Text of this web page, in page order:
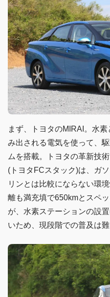
まず、トヨタのMIRAI。水
み出される電気を使って、
ムを搭載。トヨタの革新技
(トヨタFCスタック)は、ガ
リンとは比較にならない環
離も満充填で650kmとスペ
が、水素ステーションの設
いため、現段階での普及は